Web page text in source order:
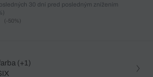
30 dní pred posledným znížením
(-50%)
(+1)
• SIX